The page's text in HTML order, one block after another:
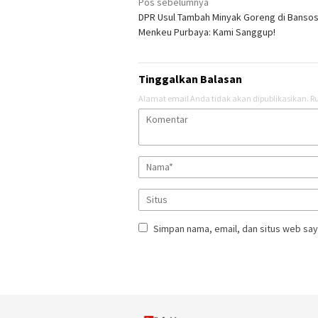
Navigasi
pos
DPR Usul Tambah Minyak Goreng di
Menkeu Purbaya: Kami Sanggup!
Tinggalkan Balasan
Alamat email Anda tidak akan dipublikasikan.
Simpan nama, email, dan situs web